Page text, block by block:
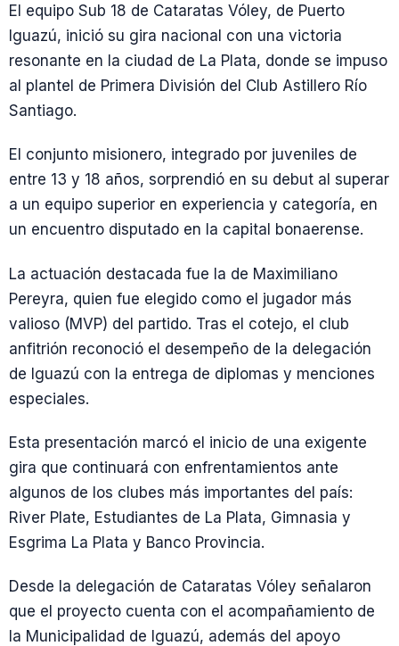
El equipo Sub 18 de Cataratas Vóley, de Puerto
Iguazú, inició su gira nacional con una victoria
resonante en la ciudad de La Plata, donde se impuso
al plantel de Primera División del Club Astillero Río
Santiago.
El conjunto misionero, integrado por juveniles de
entre 13 y 18 años, sorprendió en su debut al superar
a un equipo superior en experiencia y categoría, en
un encuentro disputado en la capital bonaerense.
La actuación destacada fue la de Maximiliano
Pereyra, quien fue elegido como el jugador más
valioso (MVP) del partido. Tras el cotejo, el club
anfitrión reconoció el desempeño de la delegación
de Iguazú con la entrega de diplomas y menciones
especiales.
Esta presentación marcó el inicio de una exigente
gira que continuará con enfrentamientos ante
algunos de los clubes más importantes del país:
River Plate, Estudiantes de La Plata, Gimnasia y
Esgrima La Plata y Banco Provincia.
Desde la delegación de Cataratas Vóley señalaron
que el proyecto cuenta con el acompañamiento de
la Municipalidad de Iguazú, además del apoyo